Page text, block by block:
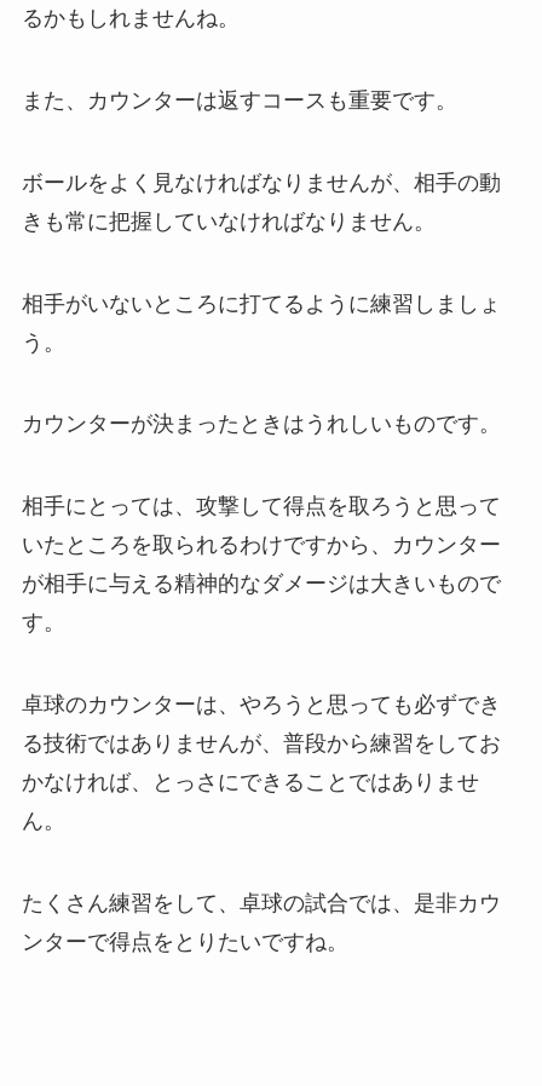
るかもしれませんね。
また、カウンターは返すコースも重要です。
ボールをよく見なければなりませんが、相手の動
きも常に把握していなければなりません。
相手がいないところに打てるように練習しましょ
う。
カウンターが決まったときはうれしいものです。
相手にとっては、攻撃して得点を取ろうと思って
いたところを取られるわけですから、カウンター
が相手に与える精神的なダメージは大きいもので
す。
卓球のカウンターは、やろうと思っても必ずでき
る技術ではありませんが、普段から練習をしてお
かなければ、とっさにできることではありませ
ん。
たくさん練習をして、卓球の試合では、是非カウ
ンターで得点をとりたいですね。